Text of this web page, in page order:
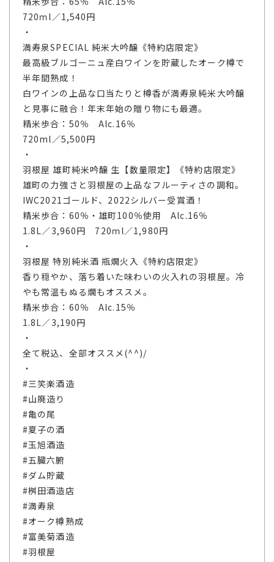
720ｍl／1,540円
・
満寿泉SPECIAL 純米大吟醸《特約店限定》
最高級ブルゴーニュ産白ワインを貯蔵したオーク樽で
半年間熟成！
白ワインの上品な口当たりと樽香が満寿泉純米大吟醸
と見事に融合！年末年始の贈り物にも最適。
精米歩合：50％ Alc.16％
720ml／5,500円
・
羽根屋 雄町純米吟醸 生【数量限定】《特約店限定》
雄町の力強さと羽根屋の上品なフルーティさの調和。
IWC2021ゴールド、2022シルバー受賞酒！
精米歩合：60％・雄町100％使用 Alc.16％
1.8L／3,960円 720ｍl／1,980円
・
羽根屋 特別純米酒 瓶燗火入《特約店限定》
香り穏やか、落ち着いた味わいの火入れの羽根屋。冷
やも常温もぬる燗もオススメ。
精米歩合：60％ Alc.15％
1.8L／3,190円
・
全て税込、全部オススメ(^^)/
・
#三笑楽酒造
#山廃造り
#亀の尾
#夏子の酒
#玉旭酒造
#五臓六腑
#ダム貯蔵
#桝田酒造店
#満寿泉
#オーク樽熟成
#富美菊酒造
#羽根屋